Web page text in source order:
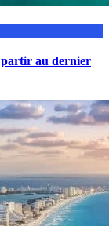
partir au dernier